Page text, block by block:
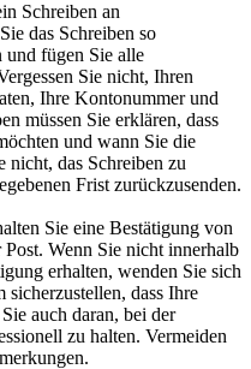
Schreiben an
das Schreiben so
und fügen Sie alle
Sie nicht, Ihren
Ihre Kontonummer und
müssen Sie erklären, dass
und wann Sie die
nicht, das Schreiben zu
Frist zurückzusenden.
Sie eine Bestätigung von
Wenn Sie nicht innerhalb
erhalten, wenden Sie sich
sicherzustellen, dass Ihre
auch daran, bei der
zu halten. Vermeiden